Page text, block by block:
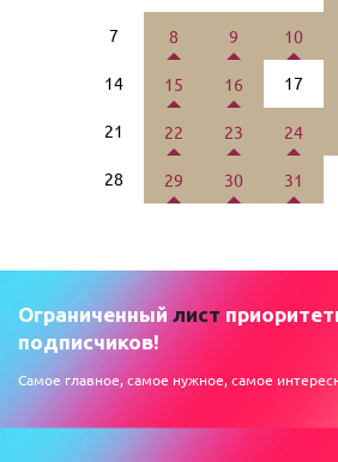
7 8 9 10
14 15 16 17
21 22 23 24
28 29 30 31
Ограниченный лист
подписчиков!
Самое главное, самое нужное, самое